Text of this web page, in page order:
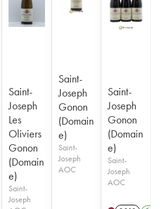
Saint-
Joseph
Les
Oliviers
Gonon
(Domain
e)
Saint-
Joseph
Saint-
Joseph
Gonon
(Domain
e)
Saint-
Joseph
AOC
Saint-
Joseph
Gonon
(Domain
e)
Saint-
Joseph
AOC